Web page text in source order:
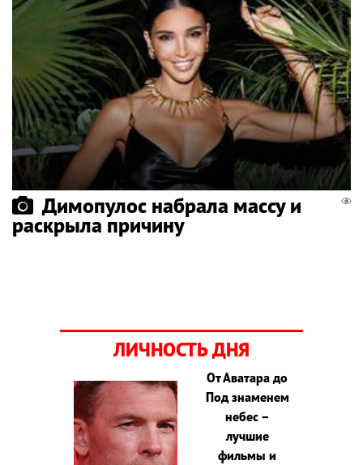
Димопулос набрала массу и
раскрыла причину
ЛИЧНОСТЬ ДНЯ
От Аватара до
Под знаменем
небес –
лучшие
фильмы и